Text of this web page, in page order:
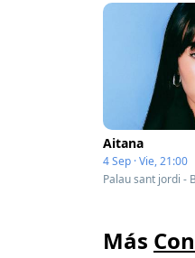
Aitana
4 Sep · Vie, 21:00
Palau sant jordi -
Más